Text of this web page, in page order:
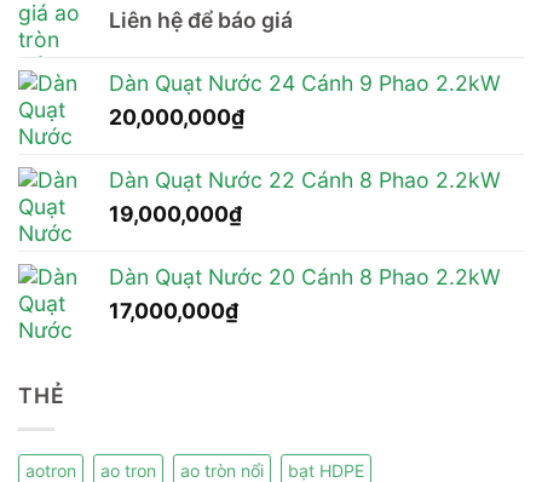
Liên hệ để báo giá
Dàn Quạt Nước 24 Cánh 9 Phao 2.2kW
20,000,000₫
Dàn Quạt Nước 22 Cánh 8 Phao 2.2kW
19,000,000₫
Dàn Quạt Nước 20 Cánh 8 Phao 2.2kW
17,000,000₫
THẺ
aotron ao tron ao tròn nổi
bạt HDPE